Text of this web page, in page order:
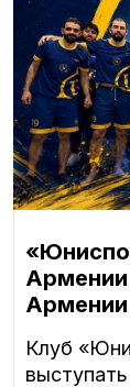
Армении
Армении
Клуб